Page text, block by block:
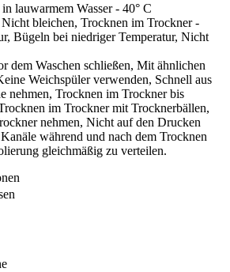
lauwarmem Wasser - 40° C
bleichen, Trocknen im Trockner -
Bügeln bei niedriger Temperatur, Nicht
dem Waschen schließen, Mit ähnlichen
Weichspüler verwenden, Schnell aus
nehmen, Trocknen im Trockner bis
im Trockner mit Trocknerbällen,
nehmen, Nicht auf den Drucken
während und nach dem Trocknen
gleichmäßig zu verteilen.